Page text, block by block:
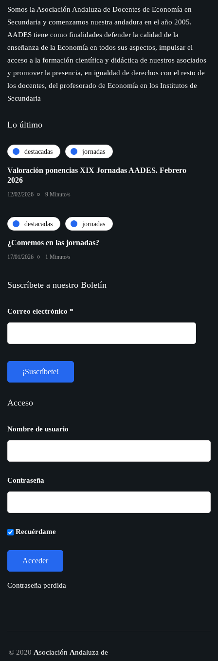
Somos la Asociación Andaluza de Docentes de Economía en
Secundaria y comenzamos nuestra andadura en el año 2005.
AADES tiene como finalidades defender la calidad de la
enseñanza de la Economía en todos sus aspectos, impulsar el
acceso a la formación científica y didáctica de nuestros asociados
y promover la presencia, en igualdad de derechos con el resto de
los docentes, del profesorado de Economía en los Institutos de
Secundaria
Lo último
destacadas jornadas
Valoración ponencias XIX Jornadas AADES. Febrero
2026
12/02/2026 9 Minuto/s
destacadas jornadas
¿Comemos en las jornadas?
17/01/2026 1 Minuto/s
Suscríbete a nuestro Boletín
Correo electrónico *
Acceso
Nombre de usuario
Contraseña
Recuérdame
Contraseña perdida
© 2020 Asociación Andaluza de